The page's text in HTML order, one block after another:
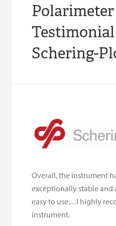
Polarimeter
Schering-
Overall, the instrument
exceptionally stable and
easy to use…I highly
instrument.